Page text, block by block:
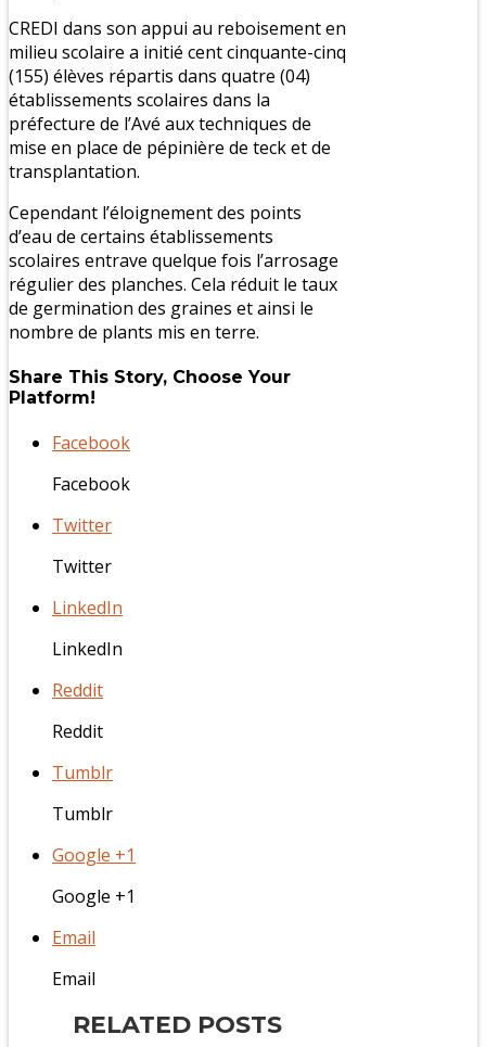
CREDI dans son appui au reboisement en
milieu scolaire a initié cent cinquante-cinq
(155) élèves répartis dans quatre (04)
établissements scolaires dans la
préfecture de l’Avé aux techniques de
mise en place de pépinière de teck et de
transplantation.
Cependant l’éloignement des points
d’eau de certains établissements
scolaires entrave quelque fois l’arrosage
régulier des planches. Cela réduit le taux
de germination des graines et ainsi le
nombre de plants mis en terre.
Share This Story, Choose Your
Platform!
Facebook
Facebook
Twitter
Twitter
LinkedIn
LinkedIn
Reddit
Reddit
Tumblr
Tumblr
Google +1
Google +1
Email
Email
RELATED POSTS